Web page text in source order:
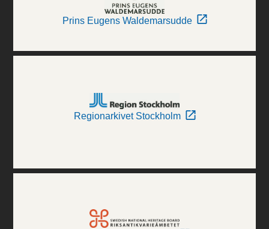
Prins Eugens Waldemarsudde
Regionarkivet Stockholm